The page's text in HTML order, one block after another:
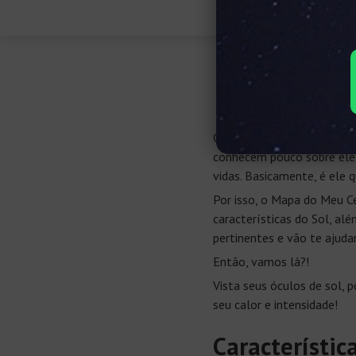
O
O Sol é o astro central do
conhecem pouco sobre
vidas. Basicamente, é ele
Por isso, o Mapa do Meu
características do Sol,
pertinentes e vão te
Então, vamos lá?!
Vista seus óculos de sol,
seu calor e intensidade!